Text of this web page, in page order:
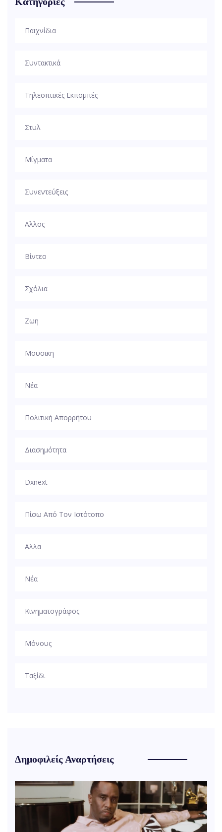
Παιχνίδια
Συντακτικά
Τηλεοπτικές Εκπομπές
Στυλ
Μίγματα
Συνεντεύξεις
Αλλος
Βίντεο
Σχόλια
Ζωη
Μουσικη
Νέα
Πολιτική Απορρήτου
Διασημότητα
Dxnext
Πίσω Από Τον Ιστότοπο
Αλλα
Νέα
Κινηματογράφος
Μόνους
Ταξίδι
Δημοφιλείς Αναρτήσεις